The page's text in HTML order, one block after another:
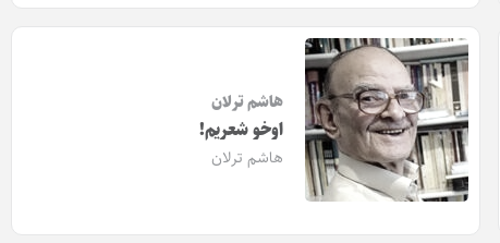
هاشم ترلان
اوخو شعریم!
هاشم ترلان